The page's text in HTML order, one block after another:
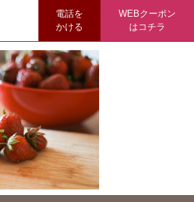
電話を
かける
WEBクーポン
はコチラ